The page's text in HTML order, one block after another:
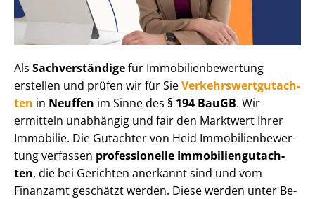
Als Sachverständigefür Im­mo­bi­li­en­be­wer­tung
erstellen und prüfen wir für SieVer­kehrs­wert­gut­ach­
ten in Neuffen im Sinne des § 194 BauGB. Wir
ermitteln unabhängig und fair den Marktwert Ihrer
Immobilie. Die Gutachter von Heid Im­mo­bi­li­en­be­wer­
tung verfassen professionelle Im­mo­bi­li­en­gut­ach­
ten, die bei Gerichten anerkannt sind und vom
Finanzamt geschätzt werden. Diese werden unter Be­